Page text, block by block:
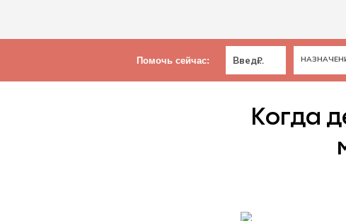
Когда
Помочь сейчас: ₽